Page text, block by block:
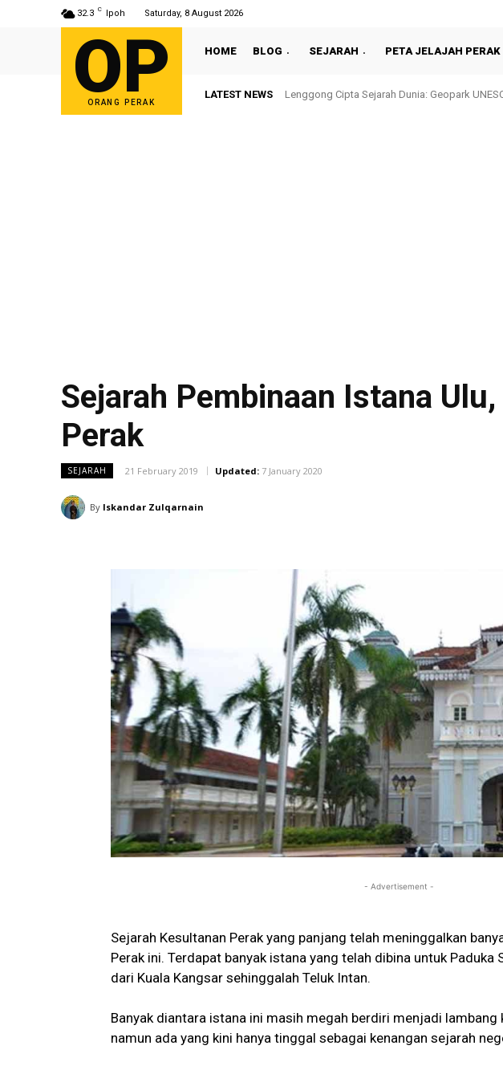
32.3 C Ipoh Saturday, 8 August 2026
OP
ORANG PERAK
HOME BLOG SEJARAH PETA JELAJAH PERAK
LATEST NEWS Sultan Nazrin Shah Berbuka Puasa Bersama
Sejarah Pembinaan Istana
Perak
SEJARAH 21 February 2019 Updated: 7 January 2020
By Iskandar Zulqarnain
- Advertisement -
Sejarah Kesultanan Perak yang panjang telah meninggalkan
Perak ini. Terdapat banyak istana yang telah dibina untuk Paduka
dari Kuala Kangsar sehinggalah Teluk Intan.
Banyak diantara istana ini masih megah berdiri menjadi lambang
namun ada yang kini hanya tinggal sebagai kenangan sejarah